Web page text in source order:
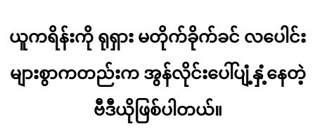
ယူကရိန်းကို ရုရှား မတိုက်ခိုက်ခင် လပေါင်း
များစွာကတည်းက အွန်လိုင်းပေါ်ပျံ့နှံ့နေတဲ့
ဗီဒီယိုဖြစ်ပါတယ်။